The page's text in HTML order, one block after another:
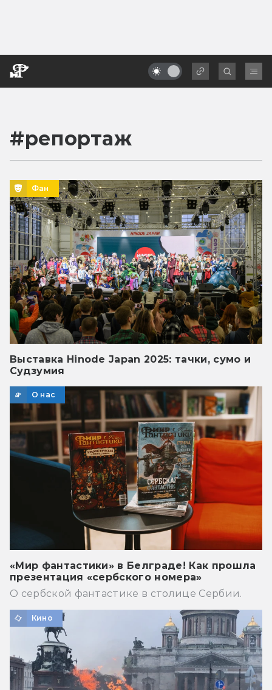
#репортаж
Фан
Выставка Hinode Japan 2025: тачки, сумо и
Судзумия
О нас
«Мир фантастики» в Белграде! Как прошла
презентация «сербского номера»
О сербской фантастике в столице Сербии.
Кино